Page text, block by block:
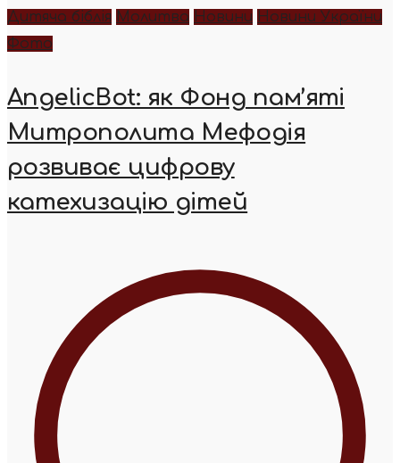
Дитяча біблія Молитва Новини Новини України
Фото
AngelicBot: як Фонд пам’яті
Митрополита Мефодія
розвиває цифрову
катехизацію дітей